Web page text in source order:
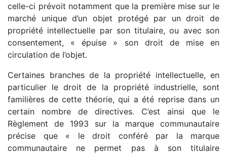
celle-ci prévoit notamment que la première mise sur le
marché unique d’un objet protégé par un droit de
propriété intellectuelle par son titulaire, ou avec son
consentement, « épuise » son droit de mise en
circulation de l’objet.
Certaines branches de la propriété intellectuelle, en
particulier le droit de la propriété industrielle, sont
familières de cette théorie, qui a été reprise dans un
certain nombre de directives. C’est ainsi que le
Règlement de 1993 sur la marque communautaire
précise que « le droit conféré par la marque
communautaire ne permet pas à son titulaire